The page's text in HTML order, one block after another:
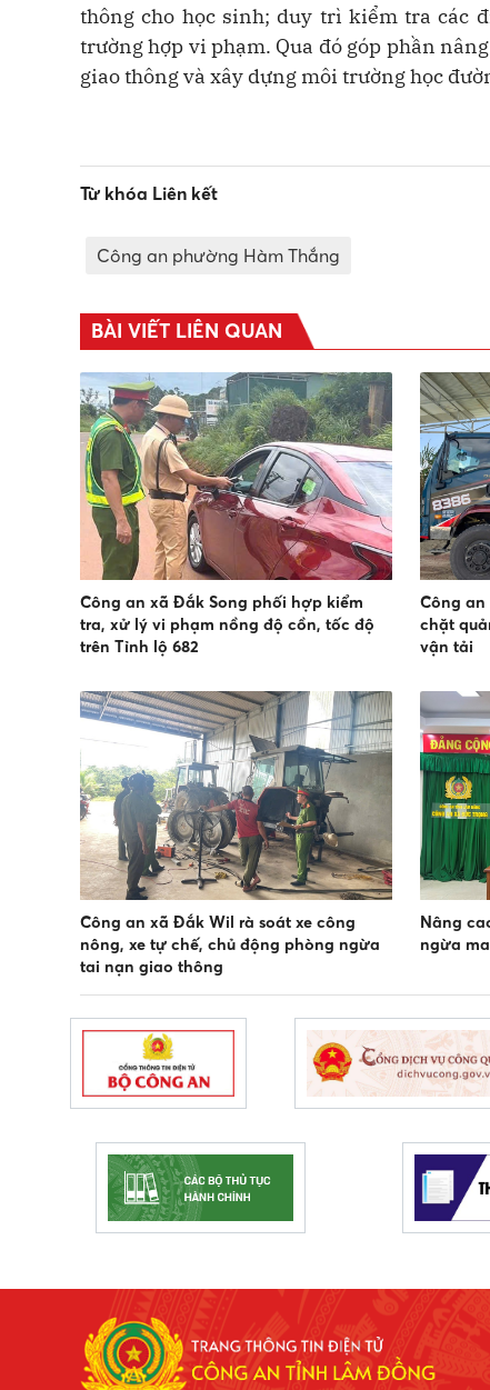
thông cho học sinh; duy trì kiểm tra các
trường hợp vi phạm. Qua đó góp phần
giao thông và xây dựng môi trường học
Từ khóa Liên kết
Công an phường Hàm Thắng
BÀI VIẾT LIÊN QUAN
Công an xã Đắk Song phối hợp kiểm
tra, xử lý vi phạm nồng độ cồn, tốc độ
trên Tỉnh lộ 682
Công an
chặt
vận tải
Công an xã Đắk Wil rà soát xe công
nông, xe tự chế, chủ động phòng ngừa
tai nạn giao thông
Nâng
ngừa